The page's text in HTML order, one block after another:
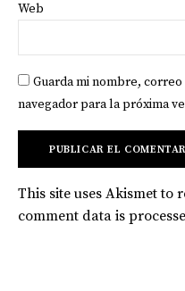
Web
Guarda mi nombre,
navegador para la próxima
This site uses Akismet to
comment data is